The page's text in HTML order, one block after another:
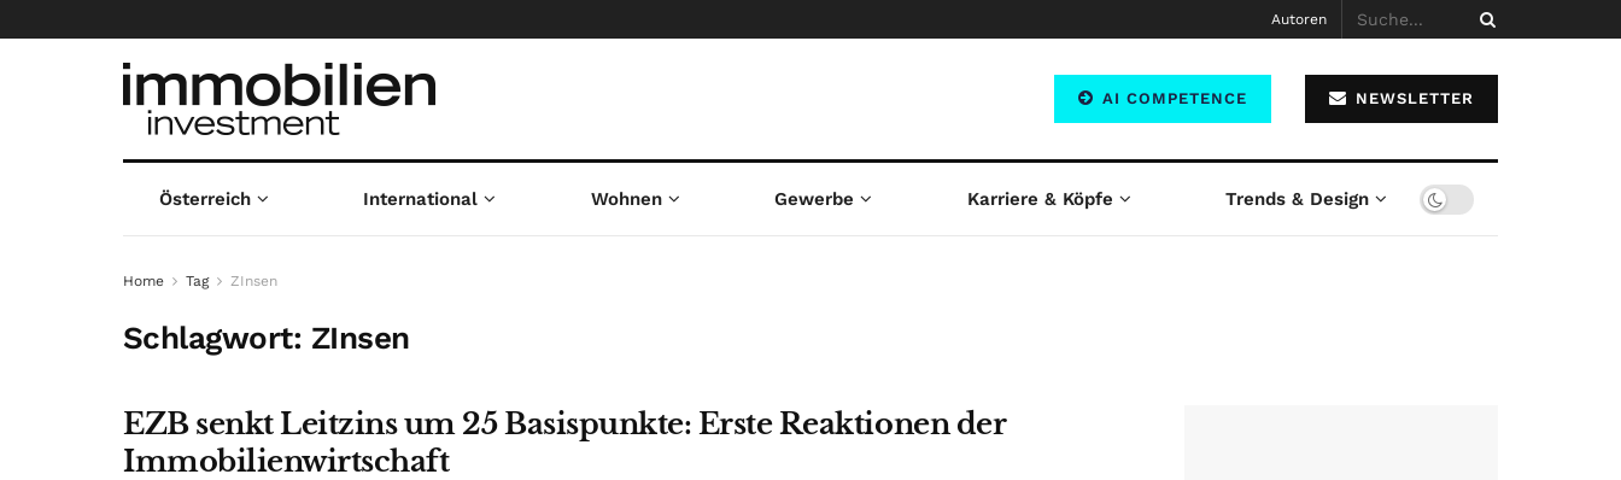
Autoren
AI COMPETENCE NEWSLETTER
Österreich International Wohnen Gewerbe Karriere & Köpfe Trends & Design
Home Tag ZInsen
Schlagwort: ZInsen
EZB senkt Leitzins um 25 Basispunkte: Erste Reaktionen der
Immobilienwirtschaft